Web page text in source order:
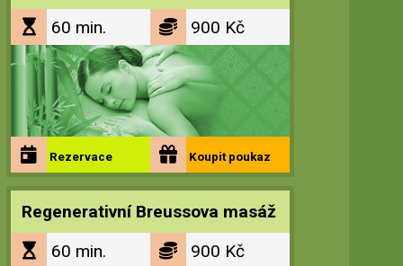
60 min.
900 Kč
Rezervace Koupit poukaz
Regenerativní Breussova masáž
60 min.
900 Kč